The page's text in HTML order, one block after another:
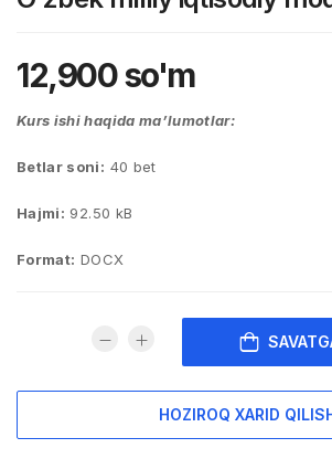
12,900so'm
Kurs ishi haqida ma’lumotlar:
Betlar soni: 40 bet
Hajmi: 92.50 kB
Format: DOCX
HOZIROQ XARID